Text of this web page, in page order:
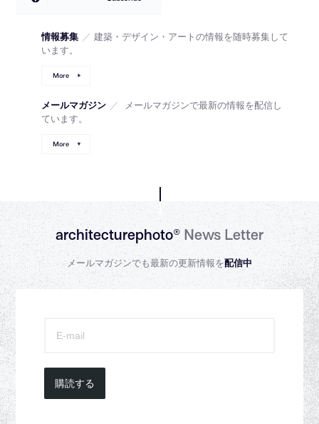
情報募集 ／ 建築・デザイン・アートの情報を随時募集して
います。
More
メールマガジン ／
メールマガジンで最新の情報を配信し
ています。
More
architecturephoto®News Letter
メールマガジンでも最新の更新情報を配信中
購読する